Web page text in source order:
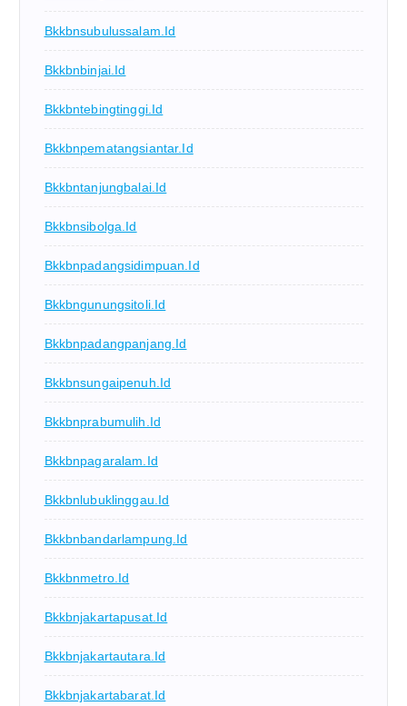
Bkkbnsubulussalam.id
Bkkbnbinjai.id
Bkkbntebingtinggi.id
Bkkbnpematangsiantar.id
Bkkbntanjungbalai.id
Bkkbnsibolga.id
Bkkbnpadangsidimpuan.id
Bkkbngunungsitoli.id
Bkkbnpadangpanjang.id
Bkkbnsungaipenuh.id
Bkkbnprabumulih.id
Bkkbnpagaralam.id
Bkkbnlubuklinggau.id
Bkkbnbandarlampung.id
Bkkbnmetro.id
Bkkbnjakartapusat.id
Bkkbnjakartautara.id
Bkkbnjakartabarat.id